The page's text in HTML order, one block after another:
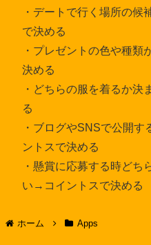
・デートで行く場所の
で決める
・プレゼントの色や種
決める
・どちらの服を着るか
る
・ブログやSNSで公開
ントスで決める
・懸賞に応募する時どち
い→コイントスで決める
ホーム Apps